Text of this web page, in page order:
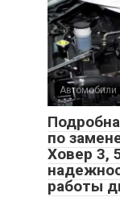
Автомобили
по
Ховер 3,
работы